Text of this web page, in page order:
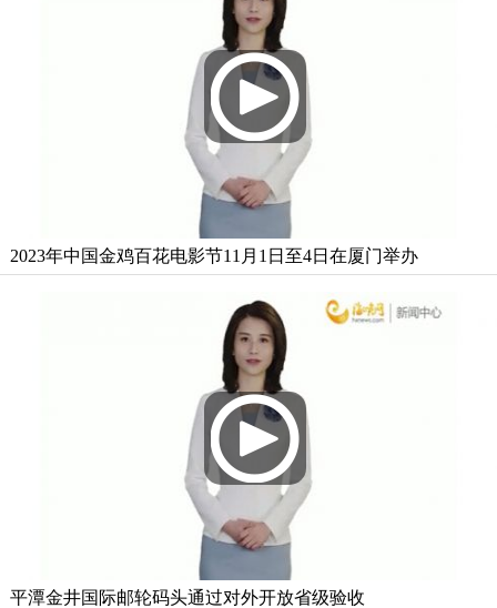
2023年中国金鸡百花电影节11月1日至4日在厦门举办
平潭金井国际邮轮码头通过对外开放省级验收